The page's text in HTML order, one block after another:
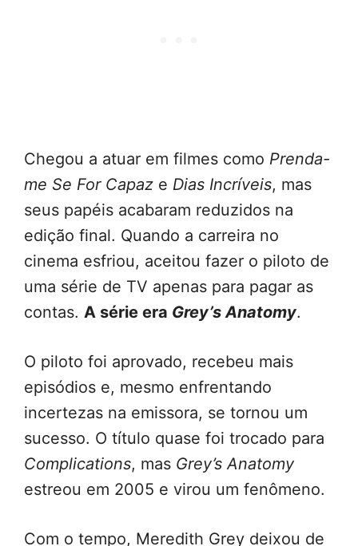
Chegou a atuar em filmes como Prenda-
me Se For Capaz e Dias Incríveis, mas
seus papéis acabaram reduzidos na
edição final. Quando a carreira no
cinema esfriou, aceitou fazer o piloto de
uma série de TV apenas para pagar as
contas. A série era Grey’s Anatomy.
O piloto foi aprovado, recebeu mais
episódios e, mesmo enfrentando
incertezas na emissora, se tornou um
sucesso. O título quase foi trocado para
Complications, mas Grey’s Anatomy
estreou em 2005 e virou um fenômeno.
Com o tempo, Meredith Grey deixou de